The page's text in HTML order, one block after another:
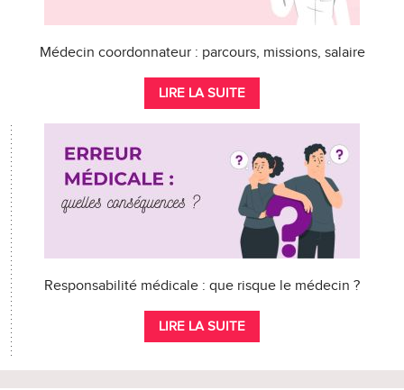
Médecin coordonnateur : parcours, missions, salaire
LIRE LA SUITE
Responsabilité médicale : que risque le médecin ?
LIRE LA SUITE